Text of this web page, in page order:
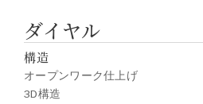
ダイヤル
構造
オープンワーク仕上げ
3D構造